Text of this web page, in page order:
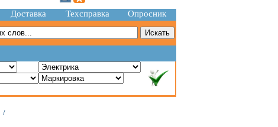
Доставка Техсправка Опросник
/